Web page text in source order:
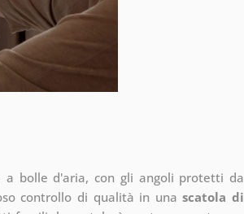
a bolle d'aria, con gli angoli protetti da
controllo di qualità in unascatola di